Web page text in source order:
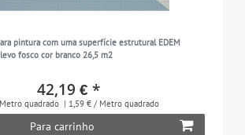
pintura com uma superfície estrutural EDEM
fosco cor branco 26,5 m2
42,19 € *
Metro quadrado | 1,59 € / Metro quadrado
Para carrinho